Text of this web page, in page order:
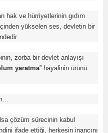
hak ve hürriyetlerinin gıdım
yükselen ses, devletin bir
zorba bir devlet anlayışı
yaratma” hayalinin ürünü
çözüm sürecinin kabul
ifade ettiği, herkesin inancını